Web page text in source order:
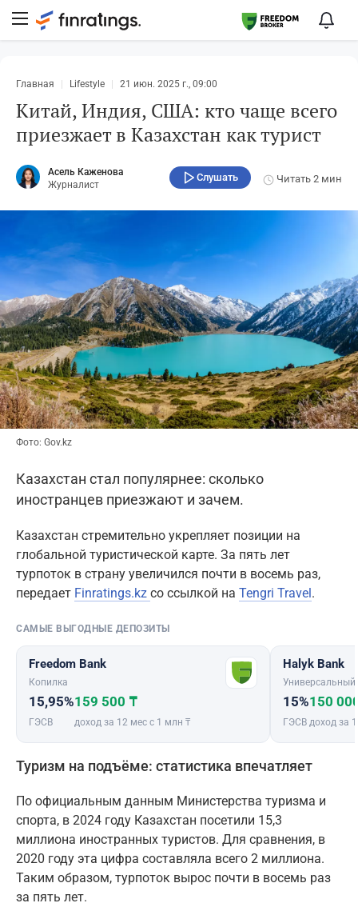
Главная Lifestyle 21 июн. 2025 г., 09:00
Китай, Индия, США: кто чаще всего
приезжает в Казахстан как турист
Асель Каженова
Журналист
Слушать Читать 2 мин
Фото: Gov.kz
Казахстан стал популярнее: сколько
иностранцев приезжают и зачем.
Казахстан стремительно укрепляет позиции на
глобальной туристической карте. За пять лет
турпоток в страну увеличился почти в восемь раз,
передает Finratings.kz со ссылкой на Tengri Travel.
САМЫЕ ВЫГОДНЫЕ ДЕПОЗИТЫ
Freedom Bank
Копилка
15,95%
ГЭСВ
159 500 ₸
доход за 12 мес с 1 млн ₸
Halyk Bank
Универсальный
15%
ГЭСВ
150
доход за
Туризм на подъёме: статистика впечатляет
По официальным данным Министерства туризма и
спорта, в 2024 году Казахстан посетили 15,3
миллиона иностранных туристов. Для сравнения, в
2020 году эта цифра составляла всего 2 миллиона.
Таким образом, турпоток вырос почти в восемь раз
за пять лет.